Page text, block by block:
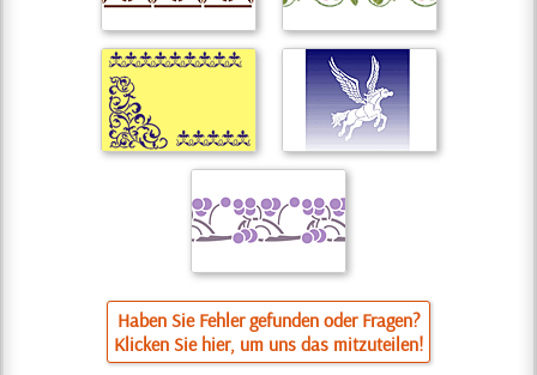
Haben Sie Fehler gefunden oder Fragen?
Klicken Sie hier, um uns das mitzuteilen!